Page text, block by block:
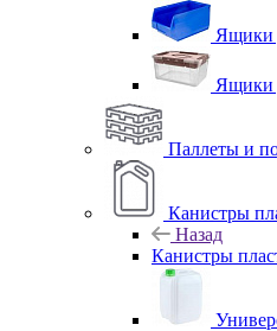
Ящики
Ящики
Паллеты и
Канистры
Назад
Канистры